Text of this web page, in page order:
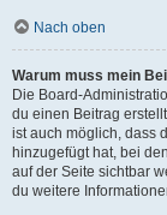
Nach oben
Warum muss mein
Die Board-
du einen Beitrag
ist auch möglich, dass
hinzugefügt hat, bei
auf der Seite sichtbar
du weitere